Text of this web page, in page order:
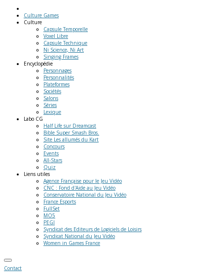
Culture Games
Culture
Capsule Temporelle
Voxel Libre
Capsule Technique
Ni Science, Ni Art
Singing Frames
Encyclopédie
Personnages
Personnalités
Plateformes
Sociétés
Salons
Séries
Lexique
Labo CG
Half Life sur Dreamcast
Bible Super Smash Bros.
Site Les allumés du Kart
Concours
Events
All-Stars
Quiz
Liens utiles
Agence Française pour le Jeu Vidéo
CNC : Fond d'Aide au Jeu Vidéo
Conservatoire National du Jeu Vidéo
France Esports
FullSet
MO5
PEGI
Syndicat des Editeurs de Logiciels de Loisirs
Syndicat National du Jeu Vidéo
Women in Games France
Contact